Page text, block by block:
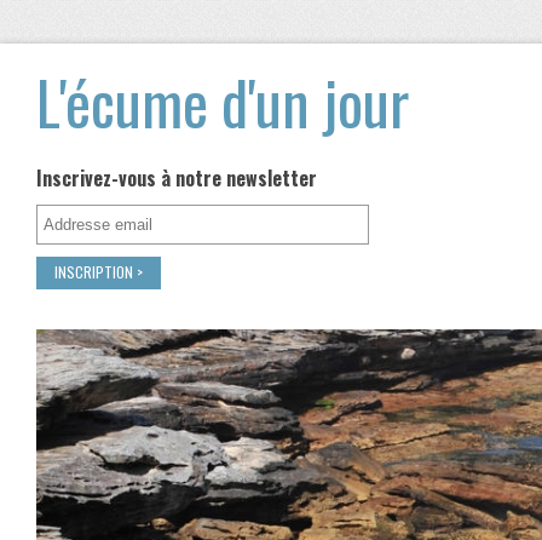
L'écume d'un jour
Inscrivez-vous à notre newsletter